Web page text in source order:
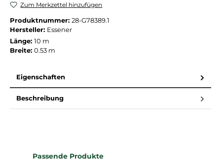
Zum Merkzettel hinzufügen
Produktnummer: 28-G78389.1
Hersteller: Essener
Länge: 10 m
Breite: 0.53 m
Eigenschaften
Beschreibung
Produktgalerie überspringen
Passende Produkte